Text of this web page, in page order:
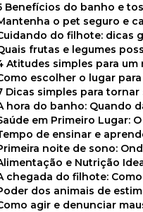
5 Benefícios do banho e
Mantenha o pet seguro e
Cuidando do filhote: dicas
Quais frutas e legumes
4 Atitudes simples para
Como escolher o lugar
7 Dicas simples para
A hora do banho:
Saúde em Primeiro
Tempo de ensinar e
Primeira noite de sono:
Alimentação e Nutrição
A chegada do filhote:
Poder dos animais de
Como agir e denunciar